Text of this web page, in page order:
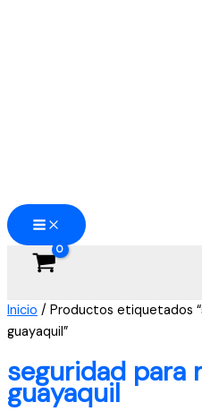
Inicio / Productos etiquetados
guayaquil”
seguridad para
guayaquil